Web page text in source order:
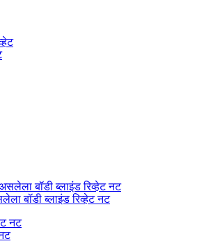
बॉडी ब्लाइंड रिव्हेट नट